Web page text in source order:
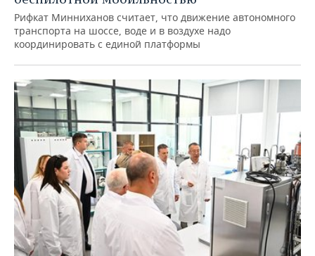
Рифкат Минниханов считает, что движение автономного
транспорта на шоссе, воде и в воздухе надо
координировать с единой платформы